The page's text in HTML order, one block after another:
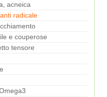
acneica
radicale
e couperose
tensore